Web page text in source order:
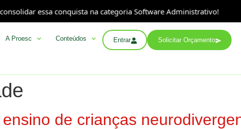
essa conquista na categoria Software Administrativo!
A Proesc Conteúdos Entrar Solicitar Orçamento
de crianças